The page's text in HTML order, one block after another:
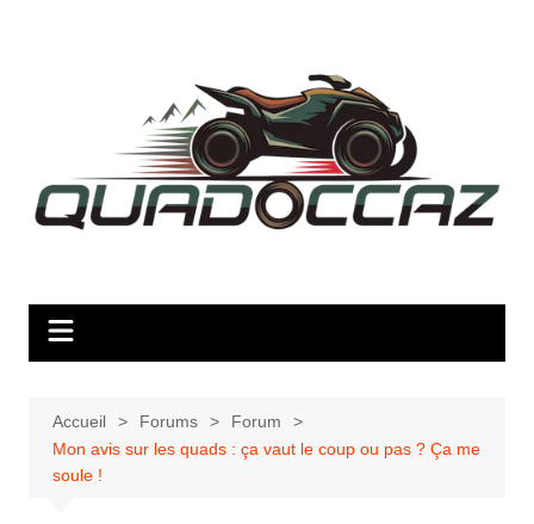
Accueil Forums
Forum
Mon avis sur les quads : ça vaut le coup ou pas ? Ça me
soule !